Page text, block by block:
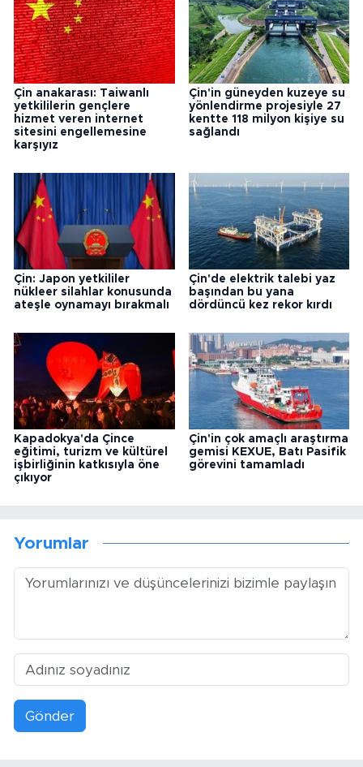
Çin anakarası: Taiwanlı
yetkililerin gençlere
hizmet veren internet
sitesini engellemesine
karşıyız
Çin'in güneyden kuzeye su
yönlendirme projesiyle 27
kentte 118 milyon kişiye su
sağlandı
Çin: Japon yetkililer
nükleer silahlar konusunda
ateşle oynamayı bırakmalı
Çin'de elektrik talebi yaz
başından bu yana
dördüncü kez rekor kırdı
Kapadokya'da Çince
eğitimi, turizm ve kültürel
işbirliğinin katkısıyla öne
çıkıyor
Çin'in çok amaçlı araştırma
gemisi KEXUE, Batı Pasifik
görevini tamamladı
Yorumlar
Gönder